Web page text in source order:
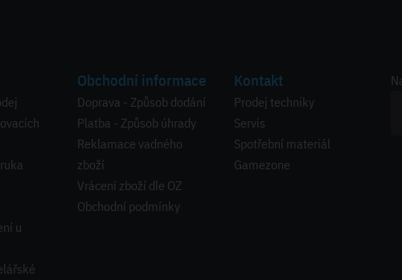
u
Obchodní informace
Doprava - Způsob dodání
Platba - Způsob úhrady
Reklamace vadného
zboží
Vrácení zboží dle OZ
Obchodní podmínky
Kontakt
Prodej techniky
Servis
Spotřební materiál
Gamezone